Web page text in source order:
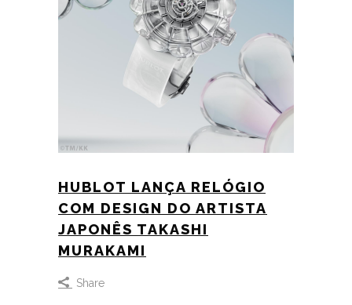
HUBLOT LANÇA RELÓGIO
COM DESIGN DO ARTISTA
JAPONÊS TAKASHI
MURAKAMI
Share